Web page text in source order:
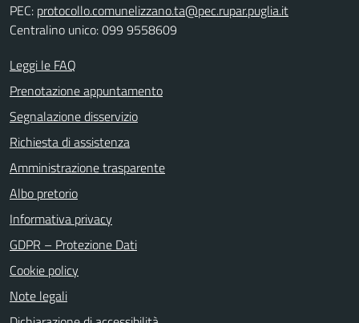
PEC: protocollo.comunelizzano.ta@pec.rupar.puglia.it
Centralino unico: 099 9558609
Leggi le FAQ
Prenotazione appuntamento
Segnalazione disservizio
Richiesta di assistenza
Amministrazione trasparente
Albo pretorio
Informativa privacy
GDPR – Protezione Dati
Cookie policy
Note legali